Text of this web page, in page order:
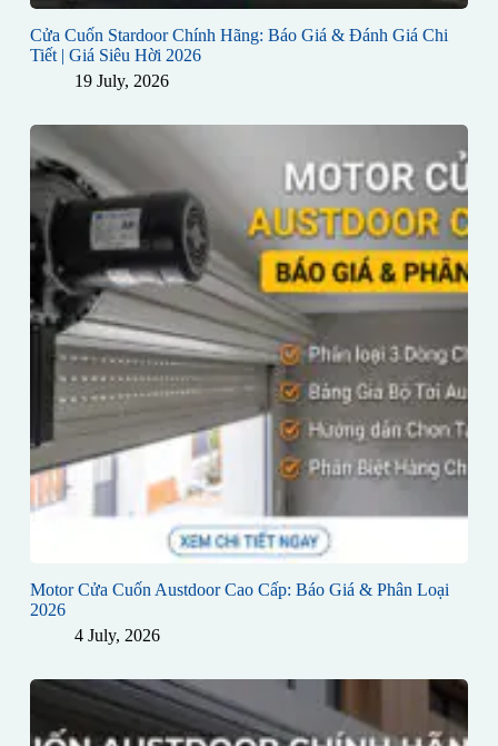
Cửa Cuốn Stardoor Chính Hãng: Báo Giá & Đánh Giá Chi
Tiết | Giá Siêu Hời 2026
19 July, 2026
Motor Cửa Cuốn Austdoor Cao Cấp: Báo Giá & Phân Loại
2026
4 July, 2026